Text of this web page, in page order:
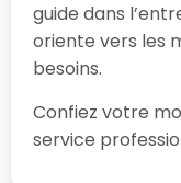
guide dans
oriente vers les
besoins.
Confiez votre
service